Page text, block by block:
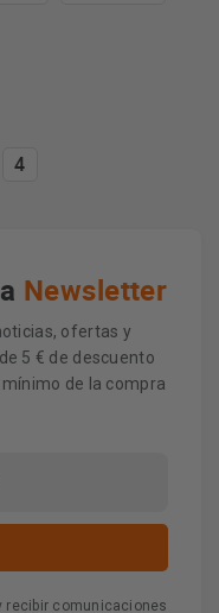
4
Newsletter
ofertas y
5 € de descuento
de la compra
recibir comunicaciones